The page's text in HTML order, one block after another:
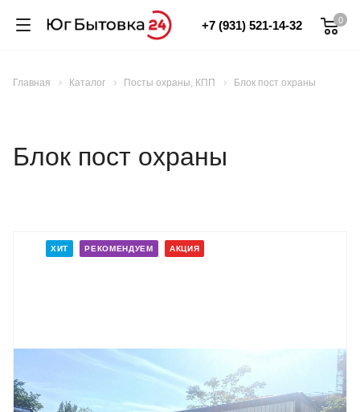
0
+7 (931) 521-14-32
Главная Каталог Посты охраны, КПП Блок пост охраны
Блок пост охраны
ХИТ РЕКОМЕНДУЕМ АКЦИЯ